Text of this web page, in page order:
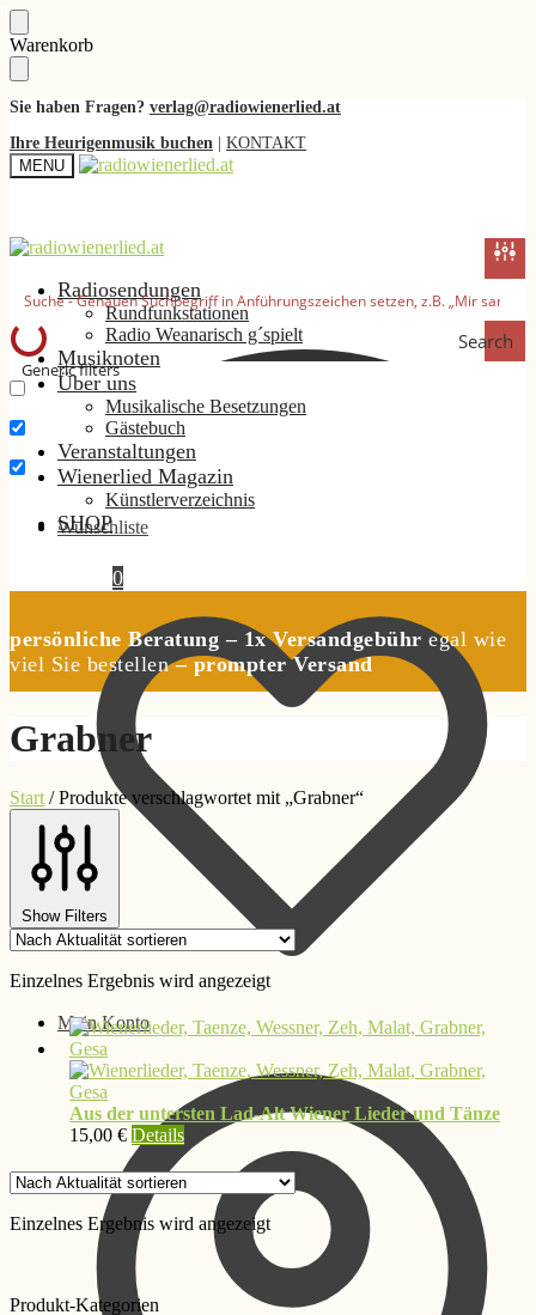
Skip
to
navigation
Skip
to
content
Warenkorb
Sie haben Fragen? verlag@radiowienerlied.at
Ihre Heurigenmusik buchen
KONTAKT
MENU
Search
Generic filters
Nur exakte Ergebnisse
Suche im Titel
Suche im Inhalt
Wunschliste
Mein Konto
Radiosendungen
Rundfunkstationen
Radio Weanarisch g´spielt
Musiknoten
Über uns
Musikalische Besetzungen
Gästebuch
Veranstaltungen
Wienerlied Magazin
Künstlerverzeichnis
SHOP
0
persönliche Beratung – 1x Versandgebühr egal wie
viel Sie bestellen– prompter Versand
Grabner
Start /Produkte verschlagwortet mit „Grabner“
Show Filters
Einzelnes Ergebnis wird angezeigt
Aus der untersten Lad-Alt Wiener Lieder und Tänze
15,00 € Details
Einzelnes Ergebnis wird angezeigt
Produkt-Kategorien